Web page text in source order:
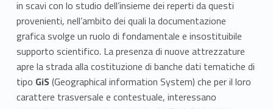
a
g
e
in scavi con lo studio dell’insieme dei reperti da questi
provenienti, nell’ambito dei quali la documentazione
grafica svolge un ruolo di fondamentale e insostituibile
supporto scientifico. La presenza di nuove attrezzature
apre la strada alla costituzione di banche dati tematiche di
tipo GiS(Geographical information System) che per il loro
carattere trasversale e contestuale, interessano